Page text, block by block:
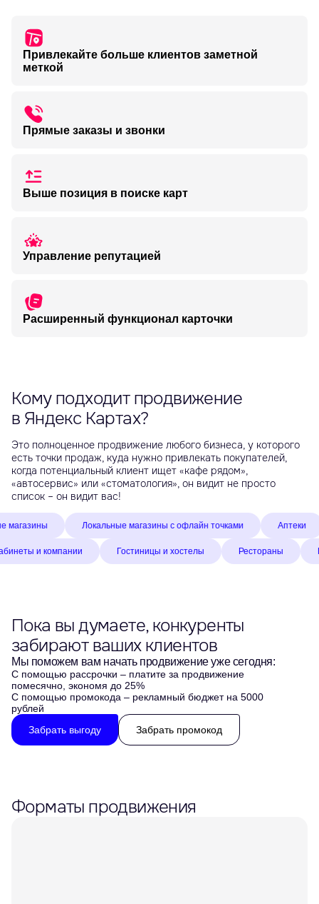
Привлекайте больше клиентов заметной
меткой
увеличивает число просмотров и переходов в ваш
профиль
Выше позиция в поиске карт
звонков и заказов
Прямые заказы и звонки
Управление репутацией
Расширенный функционал карточки
Кому подходит продвижение
в Яндекс Картах?
Это полноценное продвижение любого бизнеса, у которого
есть точки продаж, куда нужно привлекать покупателей,
когда потенциальный клиент ищет «кафе рядом»,
«автосервис» или «стоматология», он видит не просто
список – он видит вас!
Локальные магазины с офлайн точками Аптеки
кабинеты и компании Гостиницы и хостелы Рестораны
Пока вы думаете, конкуренты
забирают ваших клиентов
Мы поможем вам начать продвижение уже сегодня:
С помощью рассрочки – платите за продвижение
помесячно, экономя до 25%
С помощью промокода – рекламный бюджет на 5000
рублей
Забрать выгоду
Забрать промокод
Форматы продвижения